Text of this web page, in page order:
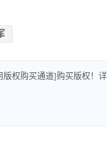
权购买通道]购买版权！